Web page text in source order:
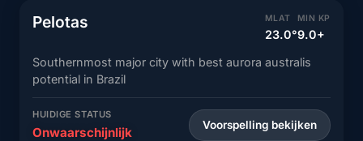
Pelotas MLAT
23.0°
MIN KP
9.0+
Southernmost major city with best aurora australis
potential in Brazil
HUIDIGE STATUS
Onwaarschijnlijk Voorspelling bekijken